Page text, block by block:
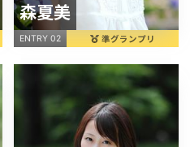
森夏美
ENTRY 02 準グランプリ